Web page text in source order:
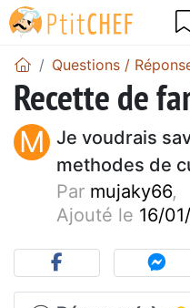
Questions /
Recette de
M Je voudrais
methodes de
Par mujaky66,
Ajouté le 16/